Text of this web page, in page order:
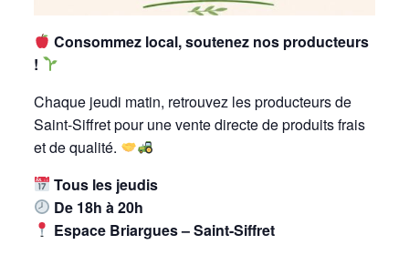
Consommez local, soutenez nos producteurs
!
Chaque jeudi matin, retrouvez les producteurs de
Saint-Siffretpour une vente directe de produits frais
et de qualité.
Tous les jeudis
De 18h à 20h
Espace Briargues – Saint-Siffret